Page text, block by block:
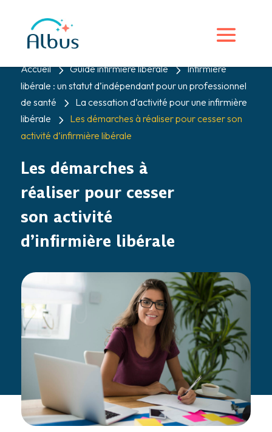
Accueil5Guide infirmière liberale5Infirmière
libérale : un statut d’indépendant pour un professionnel
de santé
5 La cessation d’activité pour une infirmière
libérale
5 Les démarches à réaliser pour cesser son
activité d’infirmière libérale
Les démarches à
réaliser pour cesser
son activité
d’infirmière libérale